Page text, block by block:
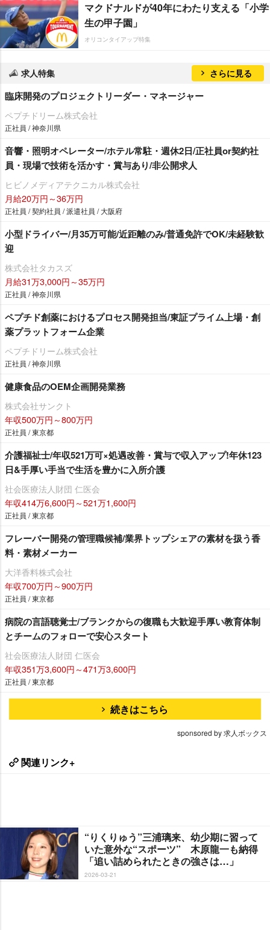
マクドナルドが40年にわたり支える「小学
生の甲子園」
オリコンタイアップ特集
求人特集 さらに見る
臨床開発のプロジェクトリーダー・マネージャー
ペプチドリーム株式会社
正社員 / 神奈川県
音響・照明オペレーター/ホテル常駐・週休2日/正社員or契約社
員・現場で技術を活かす・賞与あり/非公開求人
ヒビノメディアテクニカル株式会社
月給20万円～36万円
正社員 / 契約社員 / 派遣社員 / 大阪府
小型ドライバー/月35万可能/近距離のみ/普通免許でOK/未経験歓
迎
株式会社タカスズ
月給31万3,000円～35万円
正社員 / 神奈川県
ペプチド創薬におけるプロセス開発担当/東証プライム上場・創
薬プラットフォーム企業
ペプチドリーム株式会社
正社員 / 神奈川県
健康食品のOEM企画開発業務
株式会社サンクト
年収500万円～800万円
正社員 / 東京都
介護福祉士/年収521万可×処遇改善・賞与で収入アップ!年休123
日&手厚い手当で生活を豊かに入所介護
社会医療法人財団 仁医会
年収414万6,600円～521万1,600円
正社員 / 東京都
フレーバー開発の管理職候補/業界トップシェアの素材を扱う香
料・素材メーカー
大洋香料株式会社
年収700万円～900万円
正社員 / 東京都
病院の言語聴覚士/ブランクからの復職も大歓迎手厚い教育体制
とチームのフォローで安心スタート
社会医療法人財団 仁医会
年収351万3,600円～471万3,600円
正社員 / 東京都
続きはこちら
sponsored by 求人ボックス
関連リンク+
“りくりゅう”三浦璃来、幼少期に習って
いた意外な“スポーツ” 木原龍一も納得
「追い詰められたときの強さは…」
2026-03-21